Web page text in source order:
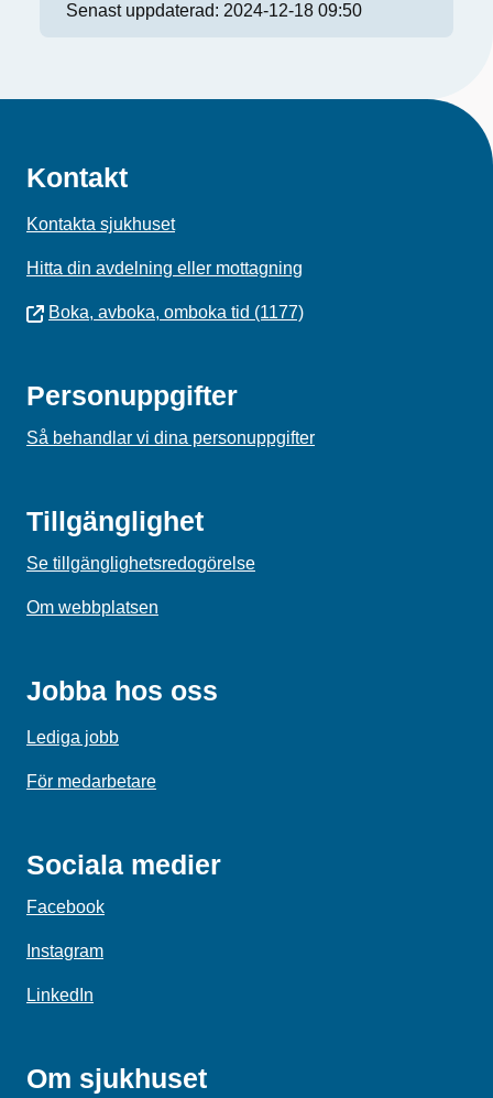
Senast uppdaterad: 2024-12-18 09:50
Kontakt
Kontakta sjukhuset
Hitta din avdelning eller mottagning
Boka, avboka, omboka tid (1177)
Personuppgifter
Så behandlar vi dina personuppgifter
Tillgänglighet
Se tillgänglighetsredogörelse
Om webbplatsen
Jobba hos oss
Lediga jobb
För medarbetare
Sociala medier
Facebook
Instagram
LinkedIn
Om sjukhuset